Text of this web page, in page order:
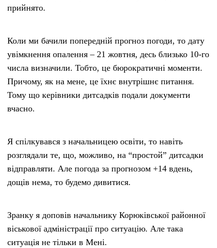
прийнято.
Коли ми бачили попередній прогноз погоди, то дату
увімкнення опалення – 21 жовтня, десь близько 10-го
числа визначили. Тобто, це бюрократичні моменти.
Причому, як на мене, це їхнє внутрішнє питання.
Тому що керівники дитсадків подали документи
вчасно.
Я спілкувався з начальницею освіти, то навіть
розглядали те, що, можливо, на “простой” дитсадки
відправляти. Але погода за прогнозом +14 вдень,
дощів нема, то будемо дивитися.
Зранку я доповів начальнику Корюківської районної
віськової адміністрації про ситуацію. Але така
ситуація не тільки в Мені.